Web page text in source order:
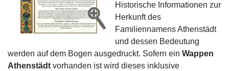
Historische Informationen zur
Herkunft des
Familiennamens Athenstädt
und dessen Bedeutung
werden auf dem Bogen ausgedruckt. Sofern ein Wappen
Athenstädt vorhanden ist wird dieses inklusive